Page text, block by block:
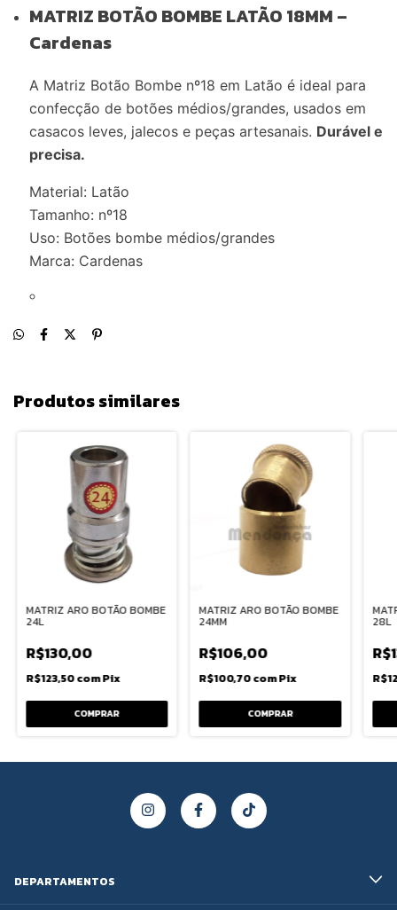
MATRIZ BOTÃO BOMBE LATÃO 18MM –
Cardenas
A Matriz Botão Bombe nº18 em Latão é ideal para
confecção de botões médios/grandes, usados em
casacos leves, jalecos e peças artesanais. Durável e
precisa.
Material: Latão
Tamanho: nº18
Uso: Botões bombe médios/grandes
Marca: Cardenas
Produtos similares
MATRIZ ARO BOTÃO BOMBE
24L
R$130,00
R$123,50comPix
MATRIZ ARO BOTÃO BOMBE
24MM
R$106,00
R$100,70comPix
28L
DEPARTAMENTOS